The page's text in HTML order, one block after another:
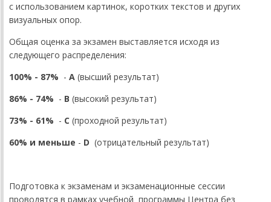
с использованием картинок, коротких текстов и других
визуальных опор.
Общая оценка за экзамен выставляется исходя из
следующего распределения:
100% - 87% - А (высший результат)
86% - 74% - В (высокий результат)
73% - 61% - С (проходной результат)
60% и меньше - D (отрицательный результат)
Подготовка к экзаменам и экзаменационные сессии
проводятся в рамках учебной программы Центра без